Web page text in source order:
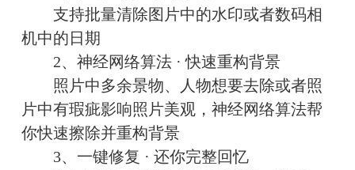
支持批量清除图片中的水印或者数码相
机中的日期
2、神经网络算法 · 快速重构背景
照片中多余景物、人物想要去除或者照
片中有瑕疵影响照片美观，神经网络算法帮
你快速擦除并重构背景
3、一键修复 · 还你完整回忆